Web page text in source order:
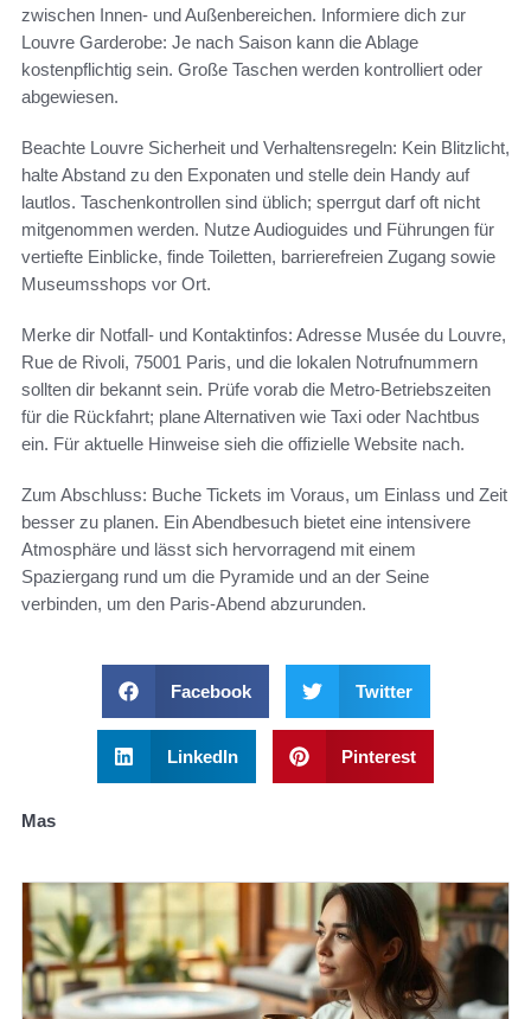
zwischen Innen- und Außenbereichen. Informiere dich zur
Louvre Garderobe: Je nach Saison kann die Ablage
kostenpflichtig sein. Große Taschen werden kontrolliert oder
abgewiesen.
Beachte Louvre Sicherheit und Verhaltensregeln: Kein Blitzlicht,
halte Abstand zu den Exponaten und stelle dein Handy auf
lautlos. Taschenkontrollen sind üblich; sperrgut darf oft nicht
mitgenommen werden. Nutze Audioguides und Führungen für
vertiefte Einblicke, finde Toiletten, barrierefreien Zugang sowie
Museumsshops vor Ort.
Merke dir Notfall- und Kontaktinfos: Adresse Musée du Louvre,
Rue de Rivoli, 75001 Paris, und die lokalen Notrufnummern
sollten dir bekannt sein. Prüfe vorab die Metro-Betriebszeiten
für die Rückfahrt; plane Alternativen wie Taxi oder Nachtbus
ein. Für aktuelle Hinweise sieh die offizielle Website nach.
Zum Abschluss: Buche Tickets im Voraus, um Einlass und Zeit
besser zu planen. Ein Abendbesuch bietet eine intensivere
Atmosphäre und lässt sich hervorragend mit einem
Spaziergang rund um die Pyramide und an der Seine
verbinden, um den Paris-Abend abzurunden.
Facebook Twitter
LinkedIn Pinterest
Mas